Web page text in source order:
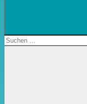
Suchen
nach: